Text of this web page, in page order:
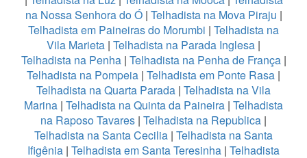
na Nossa Senhora do Ó| Telhadista na Mova Piraju |
Telhadista em Paineiras do Morumbi | Telhadista na
Vila Marieta | Telhadista na Parada Inglesa |
Telhadista na Penha| Telhadista na Penha de França |
Telhadista na Pompeia | Telhadista em Ponte Rasa |
Telhadista na Quarta Parada | Telhadista na Vila
Marina | Telhadista na Quinta da Paineira | Telhadista
na Raposo Tavares | Telhadista na Republica |
Telhadista na Santa Cecilia | Telhadista na Santa
Ifigênia | Telhadista em Santa Teresinha | Telhadista